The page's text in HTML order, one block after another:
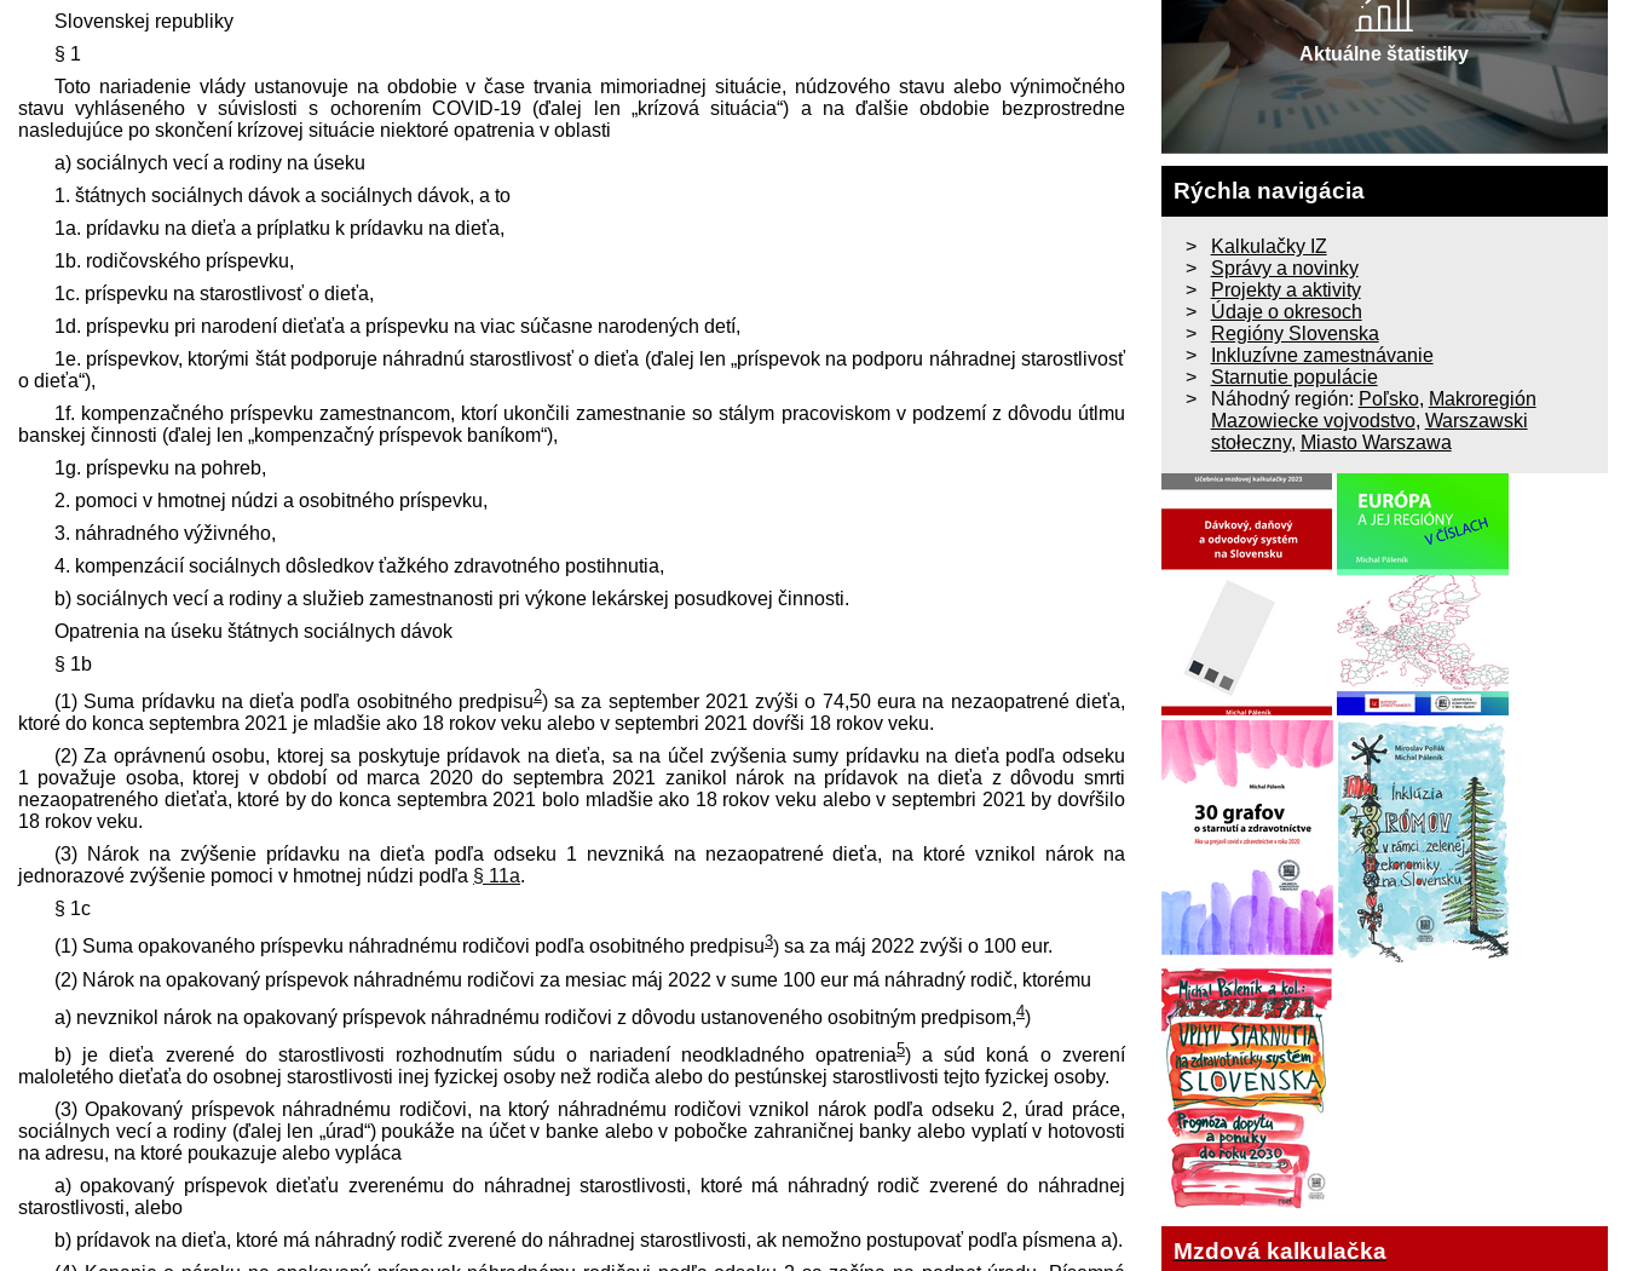
Slovenskej republiky
§ 1
Toto nariadenie vlády ustanovuje na obdobie v čase trvania mimoriadnej situácie, núdzového stavu alebo výnimočného
stavu vyhláseného v súvislosti s ochorením COVID-19 (ďalej len „krízová situácia“) a na ďalšie obdobie bezprostredne
nasledujúce po skončení krízovej situácie niektoré opatrenia v oblasti
a) sociálnych vecí a rodiny na úseku
1. štátnych sociálnych dávok a sociálnych dávok, a to
1a. prídavku na dieťa a príplatku k prídavku na dieťa,
1b. rodičovského príspevku,
1c. príspevku na starostlivosť o dieťa,
1d. príspevku pri narodení dieťaťa a príspevku na viac súčasne narodených detí,
1e. príspevkov, ktorými štát podporuje náhradnú starostlivosť o dieťa (ďalej len „príspevok na podporu náhradnej starostlivosť
o dieťa“),
1f. kompenzačného príspevku zamestnancom, ktorí ukončili zamestnanie so stálym pracoviskom v podzemí z dôvodu útlmu
banskej činnosti (ďalej len „kompenzačný príspevok baníkom“),
1g. príspevku na pohreb,
2. pomoci v hmotnej núdzi a osobitného príspevku,
3. náhradného výživného,
4. kompenzácií sociálnych dôsledkov ťažkého zdravotného postihnutia,
b) sociálnych vecí a rodiny a služieb zamestnanosti pri výkone lekárskej posudkovej činnosti.
Opatrenia na úseku štátnych sociálnych dávok
§ 1b
(1) Suma prídavku na dieťa podľa osobitného pred­pisu2)sa za september 2021 zvýši o 74,50 eura na nezaopatrené dieťa,
ktoré do konca septembra 2021 je mladšie ako 18 rokov veku alebo v septembri 2021 dovŕši 18 rokov veku.
(2) Za oprávnenú osobu, ktorej sa poskytuje prídavok na dieťa, sa na účel zvýšenia sumy prídavku na dieťa podľa odseku
1 považuje osoba, ktorej v období od marca 2020 do septembra 2021 zanikol nárok na prídavok na dieťa z dôvodu smrti
nezaopatreného dieťaťa, ktoré by do konca septembra 2021 bolo mladšie ako 18 rokov veku alebo v septembri 2021 by dovŕšilo
18 rokov veku.
(3) Nárok na zvýšenie prídavku na dieťa podľa odseku 1 nevzniká na nezaopatrené dieťa, na ktoré vznikol nárok na
jednorazové zvýšenie pomoci v hmotnej núdzi podľa § 11a.
§ 1c
(1) Suma opakovaného príspevku náhradnému rodičovi podľa osobitného pred­pisu3) sa za máj 2022 zvýši o 100 eur.
(2) Nárok na opakovaný príspevok náhradnému rodičovi za mesiac máj 2022 v sume 100 eur má náhradný rodič, ktorému
a) nevznikol nárok na opakovaný príspevok náhradnému rodičovi z dôvodu ustanoveného osobitným pred­pisom,4)
b) je dieťa zverené do starostlivosti rozhodnutím súdu o nariadení neodkladného opatrenia5)a súd koná o zverení
maloletého dieťaťa do osobnej starostlivosti inej fyzickej osoby než rodiča alebo do pestúnskej starostlivosti tejto fyzickej osoby.
(3) Opakovaný príspevok náhradnému rodičovi, na ktorý náhradnému rodičovi vznikol nárok podľa odseku 2, úrad práce,
sociálnych vecí a rodiny (ďalej len „úrad“) poukáže na účet v banke alebo v pobočke zahraničnej banky alebo vyplatí v hotovosti
na adresu, na ktoré poukazuje alebo vypláca
a) opakovaný príspevok dieťaťu zverenému do náhradnej starostlivosti, ktoré má náhradný rodič zverené do náhradnej
starostlivosti, alebo
b) prídavok na dieťa, ktoré má náhradný rodič zverené do náhradnej starostlivosti, ak nemožno postupovať podľa písmena a).
Aktuálne štatistiky
Rýchla navigácia
Kalkulačky IZ
Správy a novinky
Projekty a aktivity
Údaje o okresoch
Regióny Slovenska
Inkluzívne zamestnávanie
Starnutie populácie
Náhodný región: Poľsko, Makroregión
Mazowiecke vojvodstvo, Warszawski
stołeczny, Miasto Warszawa
Mzdová kalkulačka